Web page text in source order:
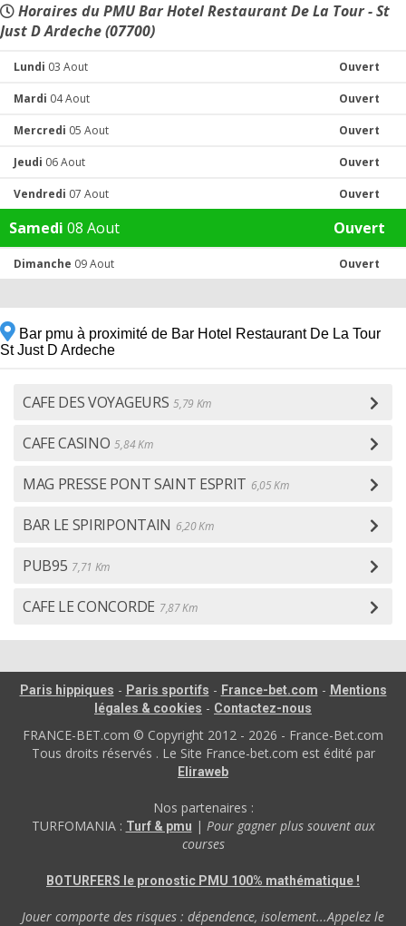
Horaires du PMU Bar Hotel Restaurant De La Tour - St
Just D Ardeche (07700)
Lundi 03 Aout Ouvert
Mardi 04 Aout Ouvert
Mercredi 05 Aout Ouvert
Jeudi 06 Aout Ouvert
Vendredi 07 Aout Ouvert
Samedi 08 Aout Ouvert
Dimanche 09 Aout Ouvert
Bar pmu à proximité de Bar Hotel Restaurant De La Tour
St Just D Ardeche
CAFE DES VOYAGEURS 5,79 Km
CAFE CASINO 5,84 Km
MAG PRESSE PONT SAINT ESPRIT 6,05 Km
BAR LE SPIRIPONTAIN 6,20 Km
PUB95 7,71 Km
CAFE LE CONCORDE 7,87 Km
Paris hippiques - Paris sportifs - France-bet.com - Mentions
légales & cookies - Contactez-nous
FRANCE-BET.com © Copyright 2012 - 2026 - France-Bet.com
Tous droits réservés . Le Site France-bet.com est édité par
Eliraweb
Nos partenaires :
TURFOMANIA : Turf & pmu | Pour gagner plus souvent aux
courses
BOTURFERS le pronostic PMU 100% mathématique !
Jouer comporte des risques : dépendence, isolement...Appelez le